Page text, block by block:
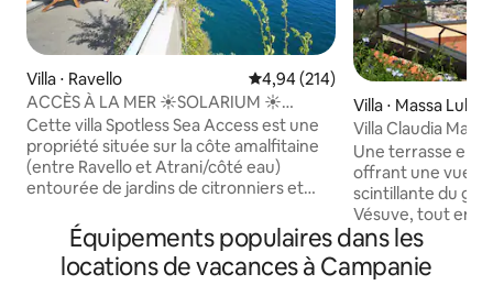
Villa ⋅ Ravello Évaluation moyenne sur la
4,94 (214)
ACCÈS À LA MER ☀️SOLARIUM ☀️
PARKING ☀️ RAVELLO SEASIDE
Cette villa Spotless Sea Access est une
propriété située sur la côte amalfitaine
(entre Ravello et Atrani/côté eau)
entourée de jardins de citronniers et
un accès direct à la mer. Elle peut
accueillir 3 personnes. Parking disponible
moyennant des frais supplémentaires.
Villa ⋅ Massa
Villa Claudia
luxe
Une terrasse
offrant une vue
scintillante du
Vésuve, tout en
jacuzzi. La villa
d'exception,
majolique faits à
Équipements populaires dans les
locations de vacances à Campanie